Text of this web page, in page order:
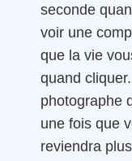
seconde
voir une
que la vie
quand
photographe
une fois que
reviendra